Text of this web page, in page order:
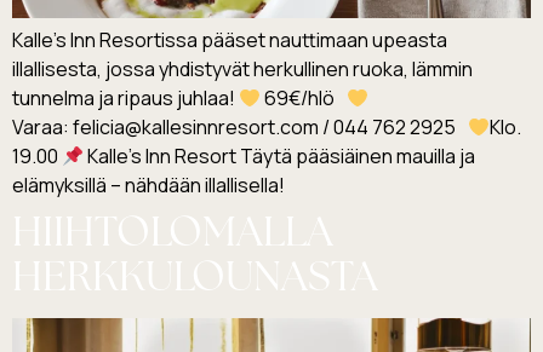
Kalle’s Inn Resortissa pääset nauttimaan upeasta
illallisesta, jossa yhdistyvät herkullinen ruoka, lämmin
tunnelma ja ripaus juhlaa!
69€/hlö
Varaa: felicia@kallesinnresort.com / 044 762 2925
Klo.
19.00
Kalle’s Inn Resort Täytä pääsiäinen mauilla ja
elämyksillä – nähdään illallisella!
HIIHTOLOMALLA
HERKKULOUNASTA